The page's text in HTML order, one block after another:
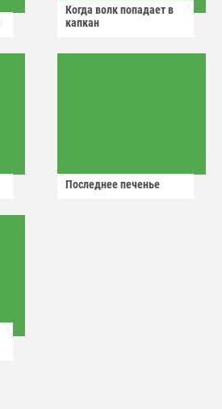
Когда волк попадает в
капкан
Последнее печенье